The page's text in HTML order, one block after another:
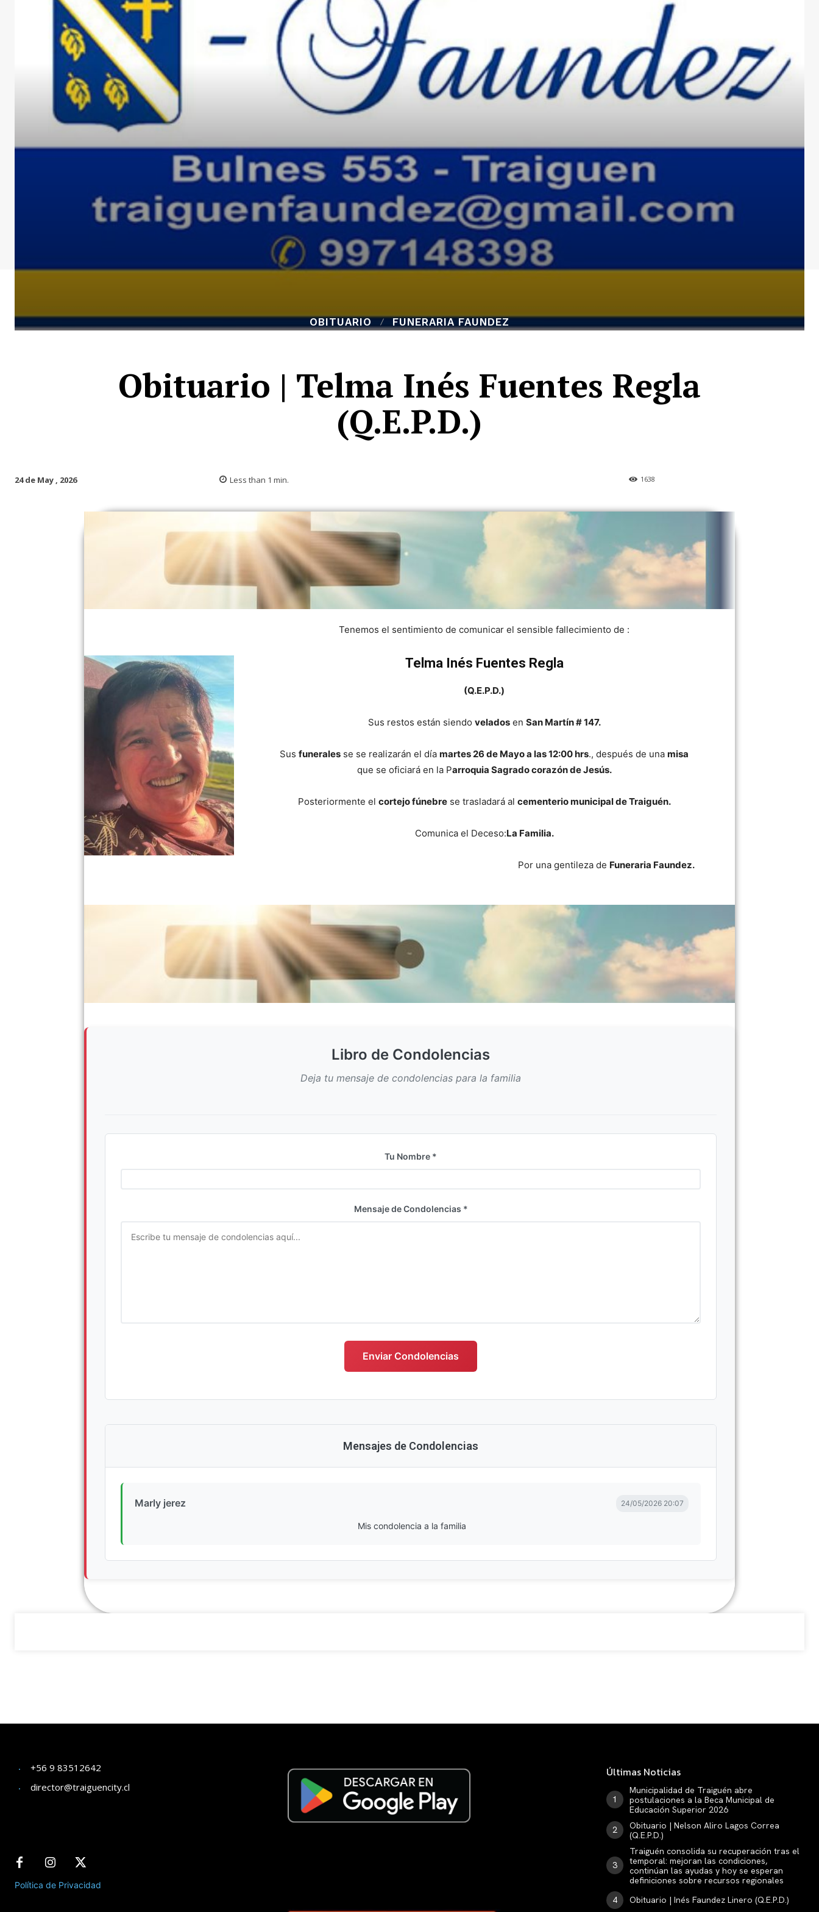
OBITUARIO FUNERARIA FAUNDEZ
Obituario | Telma Inés Fuentes Regla
(Q.E.P.D.)
24 de May , 2026 Less than 1 min. 1638
Tenemos el sentimiento de comunicar el sensible fallecimiento de :
Telma Inés Fuentes Regla
(Q.E.P.D.)
Sus restos están siendo veladosen San Martín # 147.
Susfunerales se se realizarán el díamartes 26 de Mayo a las 12:00 hrs., después de unamisa
que se oficiará en la Parroquia Sagrado corazón de Jesús.
Posteriormente el cortejo fúnebrese trasladará al cementerio municipal de Traiguén.
Comunica el Deceso:La Familia.
Por una gentileza de Funeraria Faundez.
Libro de Condolencias
Deja tu mensaje de condolencias para la familia
Tu Nombre *
Mensaje de Condolencias *
Enviar Condolencias
Mensajes de Condolencias
Marly jerez 24/05/2026 20:07
Mis condolencia a la familia
+56 9 83512642
director@traiguencity.cl
Política de Privacidad
Últimas Noticias
Municipalidad de Traiguén abre
postulaciones a la Beca Municipal de
Educación Superior 2026
Obituario | Nelson Aliro Lagos Correa
(Q.E.P.D.)
Traiguén consolida su recuperación tras el
temporal: mejoran las condiciones,
continúan las ayudas y hoy se esperan
definiciones sobre recursos regionales
Obituario | Inés Faundez Linero (Q.E.P.D.)